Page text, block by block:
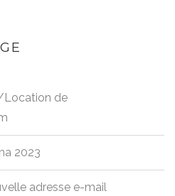
Location de
2023
adresse e-mail